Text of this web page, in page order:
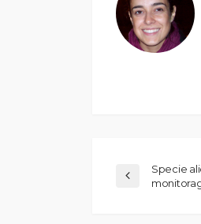
Specie